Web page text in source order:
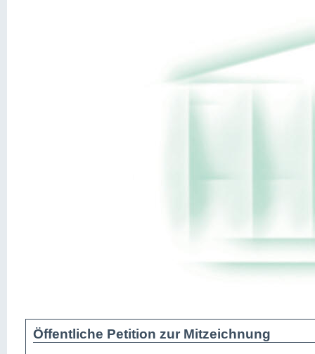
Öffentliche Petition zur Mitzeichnung